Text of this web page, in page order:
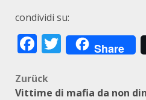
condividi su:
Facebook
Twitter
Share
Zurück
Vittime di mafia da non